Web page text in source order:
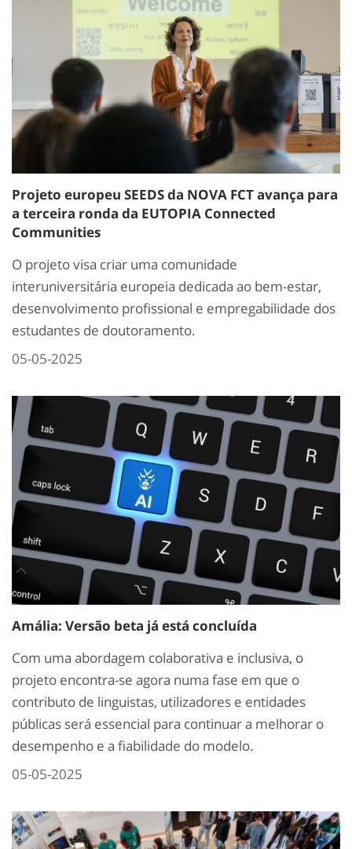
Projeto europeu SEEDS da NOVA FCT avança para
a terceira ronda da EUTOPIA Connected
Communities
O projeto visa criar uma comunidade
interuniversitária europeia dedicada ao bem-estar,
desenvolvimento profissional e empregabilidade dos
estudantes de doutoramento.
05-05-2025
Amália: Versão beta já está concluída
Com uma abordagem colaborativa e inclusiva, o
projeto encontra-se agora numa fase em que o
contributo de linguistas, utilizadores e entidades
públicas será essencial para continuar a melhorar o
desempenho e a fiabilidade do modelo.
05-05-2025